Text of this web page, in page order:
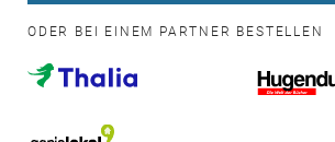
ODER BEI EINEM PARTNER BESTELLEN